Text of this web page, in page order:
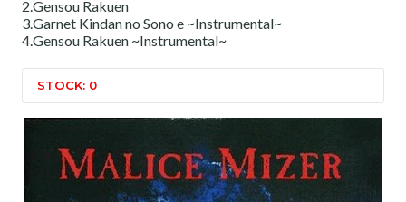
2.Gensou Rakuen
3.Garnet Kindan no Sono e ~Instrumental~
4.Gensou Rakuen ~Instrumental~
STOCK: 0